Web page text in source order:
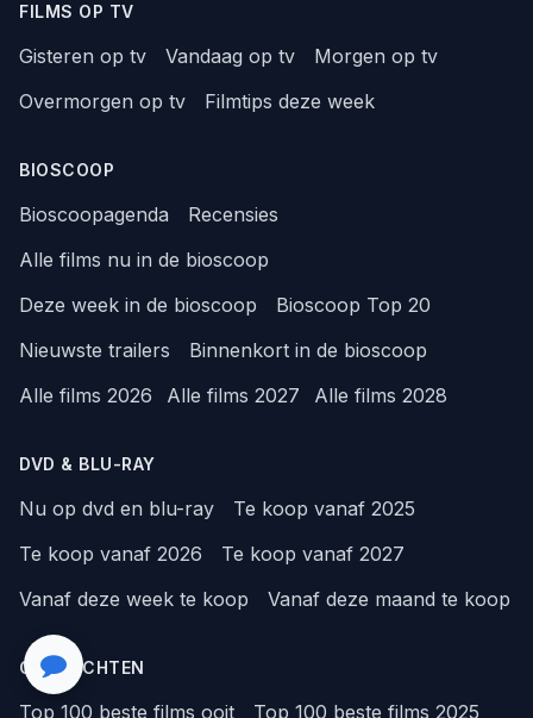
FILMS OP TV
Gisteren op tv Vandaag op tv
Morgen op tv
Overmorgen op tv
Filmtips deze week
BIOSCOOP
Bioscoopagenda
Recensies
Alle films nu in de bioscoop
Deze week in de bioscoop
Bioscoop Top 20
Nieuwste trailers
Binnenkort in de bioscoop
Alle films 2026
Alle films 2027 Alle films 2028
DVD & BLU-RAY
Nu op dvd en blu-ray
Te koop vanaf 2025
Te koop vanaf 2026
Te koop vanaf 2027
Vanaf deze week te koop
Vanaf deze maand te koop
OVERZICHTEN
Top 100 beste films ooit Top 100 beste films 2025